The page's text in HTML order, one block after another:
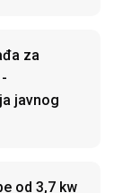
za
javnog
od 3,7 kw